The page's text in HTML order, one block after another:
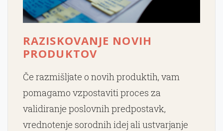
RAZISKOVANJE NOVIH
PRODUKTOV
Če razmišljate o novih produktih, vam
pomagamo vzpostaviti proces za
validiranje poslovnih predpostavk,
vrednotenje sorodnih idej ali ustvarjanje